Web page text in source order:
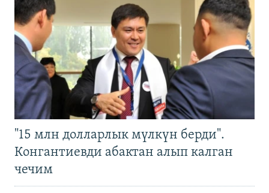
"15 млн долларлык мүлкүн берди".
Конгантиевди абактан алып калган
чечим